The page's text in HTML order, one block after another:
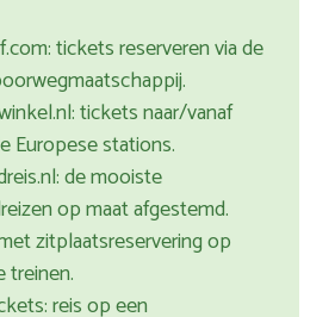
tickets reserveren via de
tickets naar/vanaf
Europese stations.
de mooiste
op maat afgestemd.
zitplaatsreservering op
treinen.
reis op een